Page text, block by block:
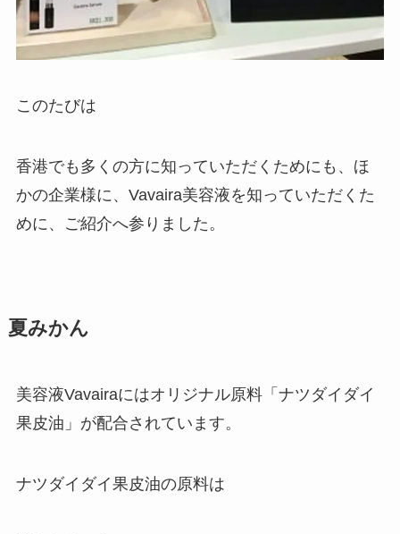
このたびは
香港でも多くの方に知っていただくためにも、ほ
かの企業様に、Vavaira美容液を知っていただくた
めに、ご紹介へ参りました。
夏みかん
美容液Vavairaにはオリジナル原料「ナツダイダイ
果皮油」が配合されています。
ナツダイダイ果皮油の原料は